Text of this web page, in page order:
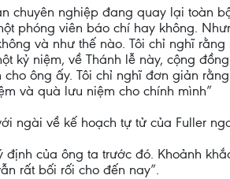
chuyên nghiệp đang quay lại toàn
phóng viên báo chí hay không.
và như thế nào. Tôi chỉ nghĩ
kỷ niệm, về Thánh lễ này, cộng
ông ấy. Tôi chỉ nghĩ đơn giản
và quà lưu niệm cho chính mình”
ngài về kế hoạch tự tử của Fuller
của ông ta trước đó. Khoảnh
rất bối rối cho đến nay”.